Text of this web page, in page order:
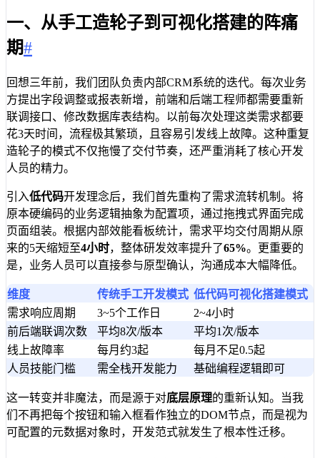
一、从手工造轮子到可视化搭建的阵痛
期#
回想三年前，我们团队负责内部CRM系统的迭代。每次业务
方提出字段调整或报表新增，前端和后端工程师都需要重新
联调接口、修改数据库表结构。以前每次处理这类需求都要
花3天时间，流程极其繁琐，且容易引发线上故障。这种重复
造轮子的模式不仅拖慢了交付节奏，还严重消耗了核心开发
人员的精力。
引入低代码开发理念后，我们首先重构了需求流转机制。将
原本硬编码的业务逻辑抽象为配置项，通过拖拽式界面完成
页面组装。根据内部效能看板统计，需求平均交付周期从原
来的5天缩短至4小时，整体研发效率提升了65%。更重要的
是，业务人员可以直接参与原型确认，沟通成本大幅降低。
维度 传统手工开发模式 低代码可视化搭建模式
需求响应周期
3~5个工作日
2~4小时
前后端联调次数
平均8次/版本
平均1次/版本
线上故障率
每月约3起
每月不足0.5起
人员技能门槛
需全栈开发能力 基础编程逻辑即可
这一转变并非魔法，而是源于对底层原理的重新认知。当我
们不再把每个按钮和输入框看作独立的DOM节点，而是视为
可配置的元数据对象时，开发范式就发生了根本性迁移。